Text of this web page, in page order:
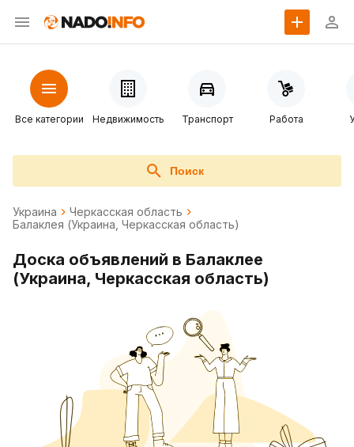
Все категории Недвижимость Транспорт Работа
Поиск
Украина
Черкасская область
Балаклея (Украина, Черкасская область)
Доска объявлений в Балаклее
(Украина, Черкасская область)